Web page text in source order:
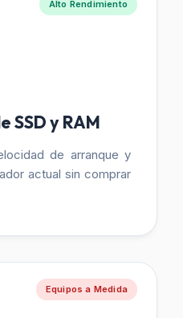
Alto Rendimiento
SSD y RAM
de arranque y
actual sin comprar
Equipos a Medida